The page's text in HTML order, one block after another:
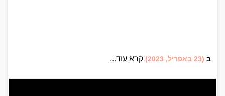
ב (23 באפריל, 2023) קרא עוד...